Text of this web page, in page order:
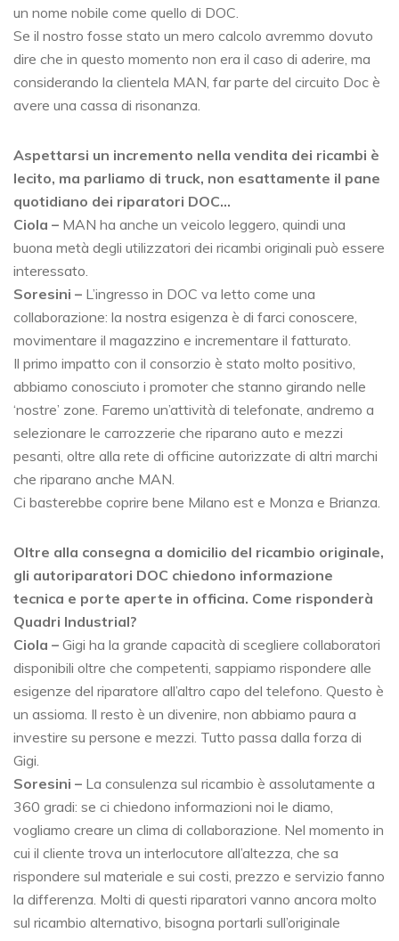
un nome nobile come quello di DOC.
Se il nostro fosse stato un mero calcolo avremmo dovuto
dire che in questo momento non era il caso di aderire, ma
considerando la clientela MAN, far parte del circuito Doc è
avere una cassa di risonanza.
Aspettarsi un incremento nella vendita dei ricambi è
lecito, ma parliamo di truck, non esattamente il pane
quotidiano dei riparatori DOC…
Ciola – MAN ha anche un veicolo leggero, quindi una
buona metà degli utilizzatori dei ricambi originali può essere
interessato.
Soresini – L’ingresso in DOC va letto come una
collaborazione: la nostra esigenza è di farci conoscere,
movimentare il magazzino e incrementare il fatturato.
Il primo impatto con il consorzio è stato molto positivo,
abbiamo conosciuto i promoter che stanno girando nelle
‘nostre’ zone. Faremo un’attività di telefonate, andremo a
selezionare le carrozzerie che riparano auto e mezzi
pesanti, oltre alla rete di officine autorizzate di altri marchi
che riparano anche MAN.
Ci basterebbe coprire bene Milano est e Monza e Brianza.
Oltre alla consegna a domicilio del ricambio originale,
gli autoriparatori DOC chiedono informazione
tecnica e porte aperte in officina. Come risponderà
Quadri Industrial?
Ciola – Gigi ha la grande capacità di scegliere collaboratori
disponibili oltre che competenti, sappiamo rispondere alle
esigenze del riparatore all’altro capo del telefono. Questo è
un assioma. Il resto è un divenire, non abbiamo paura a
investire su persone e mezzi. Tutto passa dalla forza di
Gigi.
Soresini – La consulenza sul ricambio è assolutamente a
360 gradi: se ci chiedono informazioni noi le diamo,
vogliamo creare un clima di collaborazione. Nel momento in
cui il cliente trova un interlocutore all’altezza, che sa
rispondere sul materiale e sui costi, prezzo e servizio fanno
la differenza. Molti di questi riparatori vanno ancora molto
sul ricambio alternativo, bisogna portarli sull’originale